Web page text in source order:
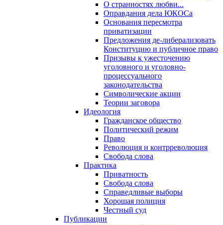
О странностях любви...
Оправдания дела ЮКОСа
Основания пересмотра
приватизации
Предложения де-либерализовать
Конституцию и публичное право
Призывы к ужесточению
уголовного и уголовно-
процессуального
законодательства
Символические акции
Теории заговора
Идеология
Гражданское общество
Политический режим
Право
Революция и контрреволюция
Свобода слова
Практика
Приватность
Свобода слова
Справедливые выборы
Хорошая полиция
Честный суд
Публикации